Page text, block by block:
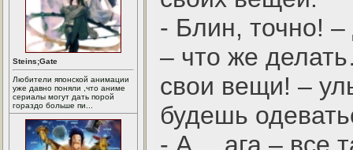
Steins;Gate
Любители японской анимации
уже давно поняли ,что аниме
сериалы могут дать порой
гораздо больше пи...
- Блин, точно! –
– что же
свои вещи! –
будешь